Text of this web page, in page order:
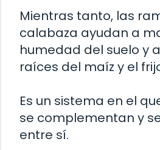
Mientras tanto, las
calabaza ayudan a
humedad del suelo y
raíces del maíz y el
Es un sistema en el
se complementan y
entre sí.